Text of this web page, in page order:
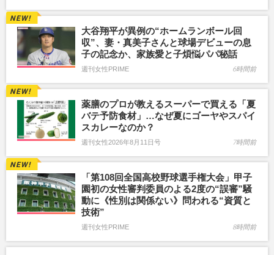
大谷翔平が異例の“ホームランボール回
収”、妻・真美子さんと球場デビューの息
子の記念か、家族愛と子煩悩パパ秘話
週刊女性PRIME 6時間前
薬膳のプロが教えるスーパーで買える「夏
バテ予防食材」…なぜ夏にゴーヤやスパイ
スカレーなのか？
週刊女性2026年8月11日号 7時間前
「第108回全国高校野球選手権大会」甲子
園初の女性審判委員のよる2度の“誤審”騒
動に《性別は関係ない》問われる“資質と
技術”
週刊女性PRIME 8時間前